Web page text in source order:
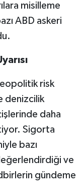
misilleme
ABD askeri
risk
denizcilik
daha
Sigorta
bazı
ve
gündeme